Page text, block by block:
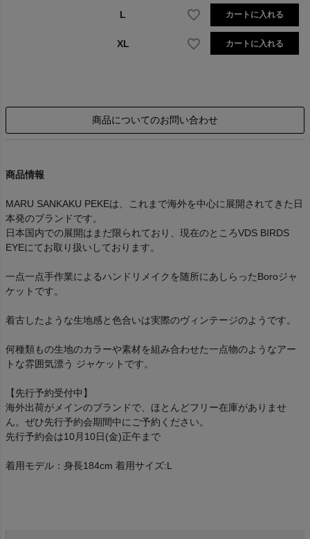
L カートに入れる
XL カートに入れる
商品についてのお問い合わせ
商品情報
MARU SANKAKU PEKEは、これまで海外を中心に展開されてきた日
本発のブランドです。
日本国内での展開はまだ限られており、現在のところVDS BIRDS
EYEにてお取り扱いしております。
一点一点手作業によるハンドリメイクを随所にあしらったBoroジャ
ケットです。
着古したような生地感と色合いは実際のヴィンテージのようです。
何種類もの生地のカラーや素材を組み合わせた一点物のようなアー
トな雰囲気漂う ジャケットです。
【先行予約受付中】
海外出荷がメインのブランドで、ほとんどフリー在庫がありませ
ん。ぜひ先行予約会期間中にご予約ください。
先行予約会は10月10日(金)正午まで
着用モデル：身長184cm 着用サイズ:L